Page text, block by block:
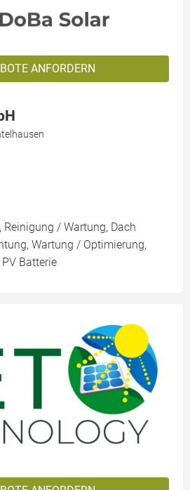
ANFORDERN
/ Wartung, Dach
Wartung / Optimierung,
Batterie